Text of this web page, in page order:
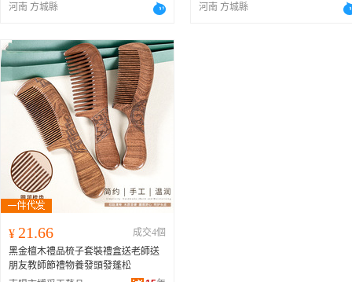
河南 方城縣 河南 方城縣
¥ 21.66
成交4個
黑金檀木禮品梳子套裝禮盒送老師送
朋友教師節禮物養發頭發蓬松